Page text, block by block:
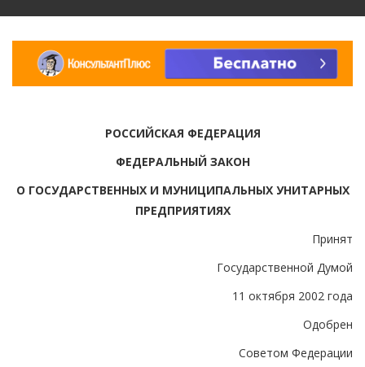
РОССИЙСКАЯ ФЕДЕРАЦИЯ
ФЕДЕРАЛЬНЫЙ ЗАКОН
О ГОСУДАРСТВЕННЫХ И МУНИЦИПАЛЬНЫХ УНИТАРНЫХ
ПРЕДПРИЯТИЯХ
Принят
Государственной Думой
11 октября 2002 года
Одобрен
Советом Федерации